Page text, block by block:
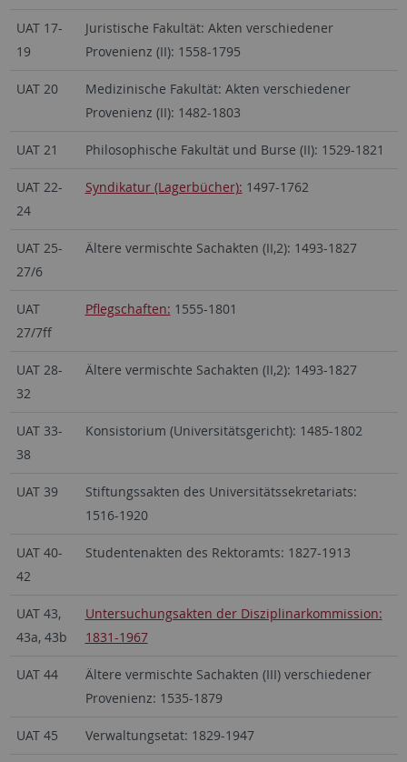
UAT 17-
19
Juristische Fakultät: Akten verschiedener
Provenienz (II): 1558-1795
UAT 20
Medizinische Fakultät: Akten verschiedener
Provenienz (II): 1482-1803
UAT 21 Philosophische Fakultät und Burse (II): 1529-1821
UAT 22-
24
Syndikatur (Lagerbücher): 1497-1762
UAT 25-
27/6
Ältere vermischte Sachakten (II,2): 1493-1827
UAT
27/7ff
Pflegschaften: 1555-1801
UAT 28-
32
Ältere vermischte Sachakten (II,2): 1493-1827
UAT 33-
38
Konsistorium (Universitätsgericht): 1485-1802
UAT 39
Stiftungssakten des Universitätssekretariats:
1516-1920
UAT 40-
42
Studentenakten des Rektoramts: 1827-1913
UAT 43,
43a, 43b
Untersuchungsakten der Disziplinarkommission:
1831-1967
UAT 44
Ältere vermischte Sachakten (III) verschiedener
Provenienz: 1535-1879
UAT 45 Verwaltungsetat: 1829-1947